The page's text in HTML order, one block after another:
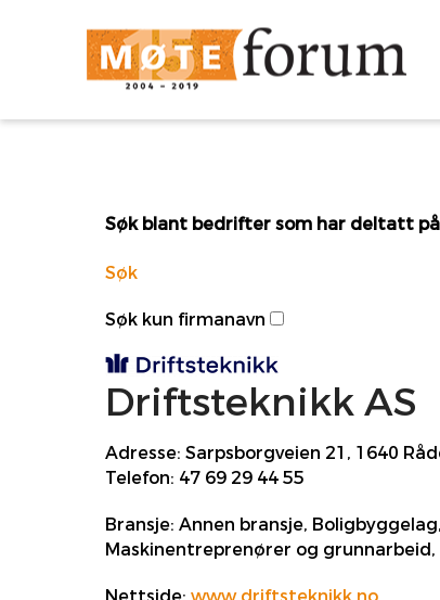
Søk blant bedrifter som har deltatt
Søk
Søk kun firmanavn
Driftsteknikk AS
Adresse: Sarpsborgveien 21, 1640
Telefon: 47 69 29 44 55
Bransje: Annen bransje,
Maskinentreprenører og